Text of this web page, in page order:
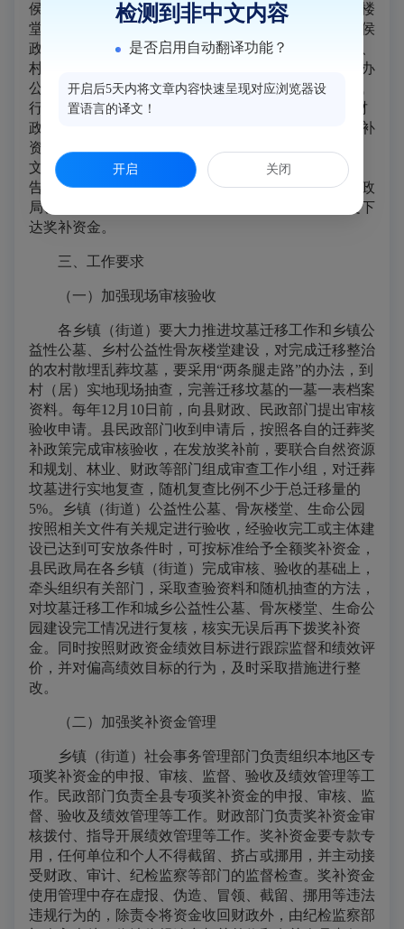
侯县人民政府办公室关于印发闽侯县城乡公益性骨灰楼
堂和公墓财政专项补助资金管理暂行办法的通知》（侯
政办〔2016〕71号）文件实施奖补。各乡镇（街道）、
村（居）新建的生命公园严格按照《闽侯县人民政府办
公室关于转发闽侯县生命公园建设工作导则1.0版（试
行）的通知》（侯政办〔2019〕112号）和《闽侯县财
政局、闽侯县民政局关于闽侯县生命公园财政专项奖补
资金管理暂行办法的通知》（侯财社〔2020〕212号）
文件实施奖补。并提供所在乡镇（街道）资金申请报
告、项目建设申请书和项目建设财政审核价报送县财政
局、县民政局审核，由县财政局、县民政局联合行文下
达奖补资金。
三、工作要求
（一）加强现场审核验收
各乡镇（街道）要大力推进坟墓迁移工作和乡镇公
益性公墓、乡村公益性骨灰楼堂建设，对完成迁移整治
的农村散埋乱葬坟墓，要采用“两条腿走路”的办法，到
村（居）实地现场抽查，完善迁移坟墓的一墓一表档案
资料。每年12月10日前，向县财政、民政部门提出审核
验收申请。县民政部门收到申请后，按照各自的迁葬奖
补政策完成审核验收，在发放奖补前，要联合自然资源
和规划、林业、财政等部门组成审查工作小组，对迁葬
坟墓进行实地复查，随机复查比例不少于总迁移量的
5%。乡镇（街道）公益性公墓、骨灰楼堂、生命公园
按照相关文件有关规定进行验收，经验收完工或主体建
设已达到可安放条件时，可按标准给予全额奖补资金，
县民政局在各乡镇（街道）完成审核、验收的基础上，
牵头组织有关部门，采取查验资料和随机抽查的方法，
对坟墓迁移工作和城乡公益性公墓、骨灰楼堂、生命公
园建设完工情况进行复核，核实无误后再下拨奖补资
金。同时按照财政资金绩效目标进行跟踪监督和绩效评
价，并对偏高绩效目标的行为，及时采取措施进行整
改。
（二）加强奖补资金管理
乡镇（街道）社会事务管理部门负责组织本地区专
项奖补资金的申报、审核、监督、验收及绩效管理等工
作。民政部门负责全县专项奖补资金的申报、审核、监
督、验收及绩效管理等工作。财政部门负责奖补资金审
核拨付、指导开展绩效管理等工作。奖补资金要专款专
用，任何单位和个人不得截留、挤占或挪用，并主动接
受财政、审计、纪检监察等部门的监督检查。奖补资金
使用管理中存在虚报、伪造、冒领、截留、挪用等违法
违规行为的，除责令将资金收回财政外，由纪检监察部
检测到非中文内容
是否启用自动翻译功能？
开启后5天内将文章内容快速呈现对应浏览器设
置语言的译文！
开启 关闭